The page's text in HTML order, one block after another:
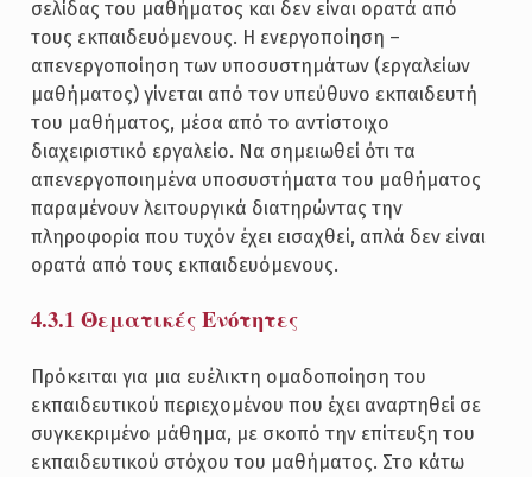
σελίδας του μαθήματος και δεν είναι ορατά από
τους εκπαιδευόμενους. Η ενεργοποίηση –
απενεργοποίηση των υποσυστημάτων (εργαλείων
μαθήματος) γίνεται από τον υπεύθυνο εκπαιδευτή
του μαθήματος, μέσα από το αντίστοιχο
διαχειριστικό εργαλείο. Να σημειωθεί ότι τα
απενεργοποιημένα υποσυστήματα του μαθήματος
παραμένουν λειτουργικά διατηρώντας την
πληροφορία που τυχόν έχει εισαχθεί, απλά δεν είναι
ορατά από τους εκπαιδευόμενους.
4.3.1 Θεματικές Ενότητες
Πρόκειται για μια ευέλικτη ομαδοποίηση του
εκπαιδευτικού περιεχομένου που έχει αναρτηθεί σε
συγκεκριμένο μάθημα, με σκοπό την επίτευξη του
εκπαιδευτικού στόχου του μαθήματος. Στο κάτω